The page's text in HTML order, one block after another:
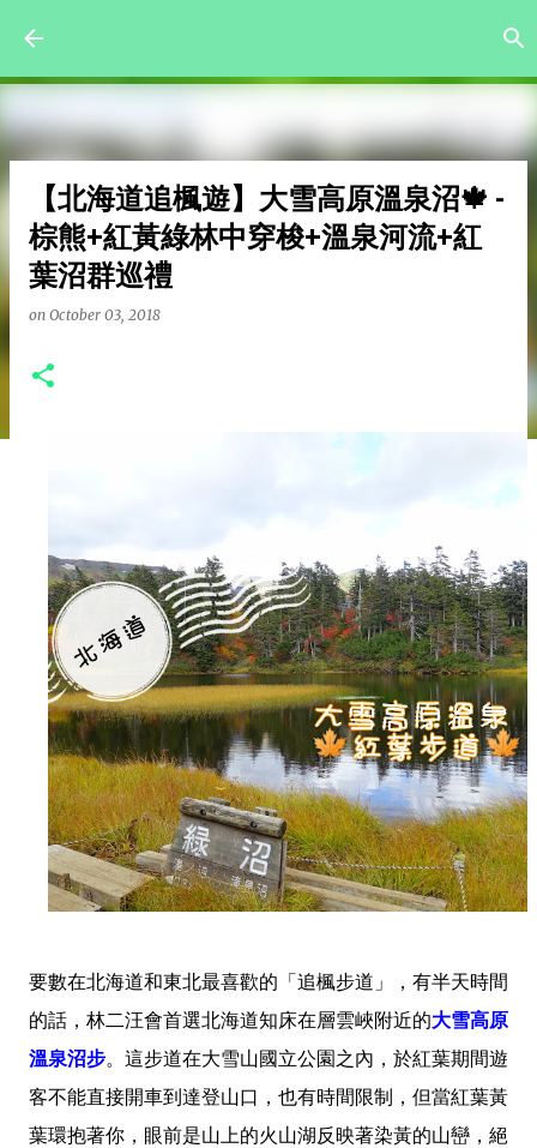
【北海道追楓遊】大雪高原溫泉沼🍁 -
棕熊+紅黃綠林中穿梭+溫泉河流+紅
葉沼群巡禮
on October 03, 2018
要數在北海道和東北最喜歡的「追楓步道」，有半天時間
的話，林二汪會首選北海道知床在層雲峽附近的大雪高原
溫泉沼步。這步道在大雪山國立公園之內，於紅葉期間遊
客不能直接開車到達登山口，也有時間限制，但當紅葉黃
葉環抱著你，眼前是山上的火山湖反映著染黃的山巒，絕